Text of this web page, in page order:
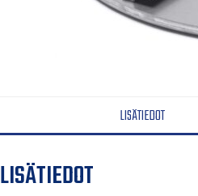
LISÄTIEDOT
LISÄTIEDOT